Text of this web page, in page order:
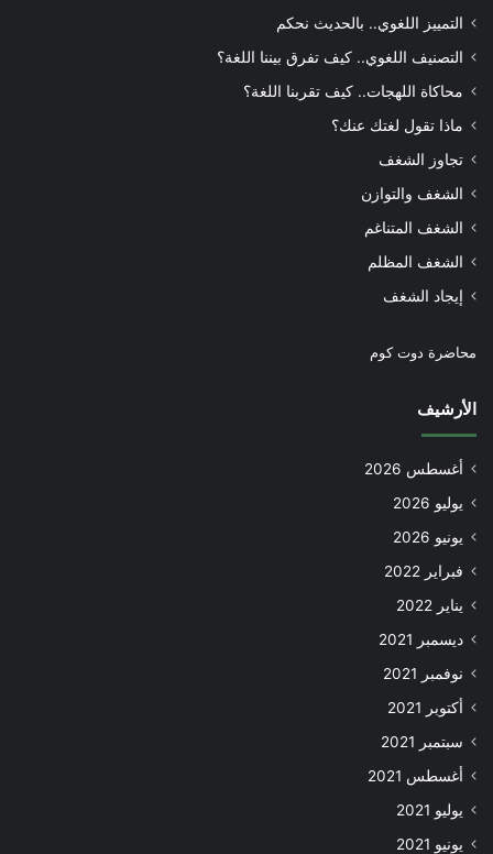
التمييز اللغوي.. بالحديث نحكم
التصنيف اللغوي.. كيف تفرق بيننا اللغة؟
محاكاة اللهجات.. كيف تقربنا اللغة؟
ماذا تقول لغتك عنك؟
تجاوز الشغف
الشغف والتوازن
الشغف المتناغم
الشغف المظلم
إيجاد الشغف
محاضرة دوت كوم
الأرشيف
أغسطس 2026
يوليو 2026
يونيو 2026
فبراير 2022
يناير 2022
ديسمبر 2021
نوفمبر 2021
أكتوبر 2021
سبتمبر 2021
أغسطس 2021
يوليو 2021
يونيو 2021